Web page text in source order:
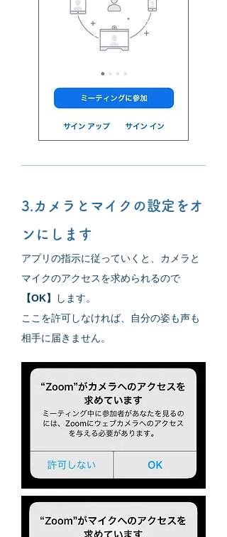
3.カメラとマイクの設定をオ
ンにします
​アプリの指示に従っていくと、カメラと
マイクのアクセスを求められるので
【OK】
します。
​ここを許可しなければ、自分の姿も声も
相手に届きません。